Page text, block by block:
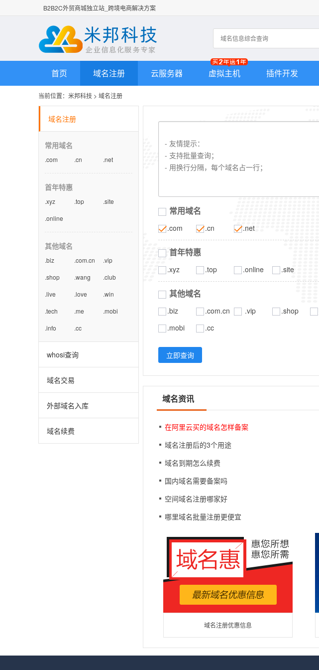
B2B2C外贸商城独立站_跨境电商解决方案
首页 域名注册 云服务器 虚拟主机 插件开发
当前位置： 米邦科技 > 域名注册
常用域名
.com .cn .net
首年特惠
.xyz .top .online .site
其他域名
.biz .com.cn .vip .shop
.mobi
.cc
立即查询
域名资讯
在阿里云买的域名怎样备案
域名注册后的3个用途
域名到期怎么续费
国内域名需要备案吗
空间域名注册哪家好
哪里域名批量注册更便宜
域名注册优惠信息
域名注册
常用域名
.com .cn .net
首年特惠
.xyz .top
.site
.online
其他域名
.biz .com.cn
.vip
.shop
.wang
.club
.live
.love
.win
.tech
.me
.mobi
.info
.cc
whosi查询
域名交易
外部域名入库
域名续费